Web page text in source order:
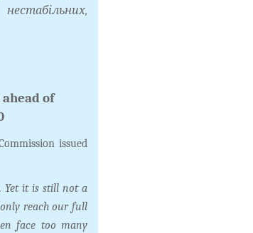
of
issued
Yet it is still not a
reach our full
face too many